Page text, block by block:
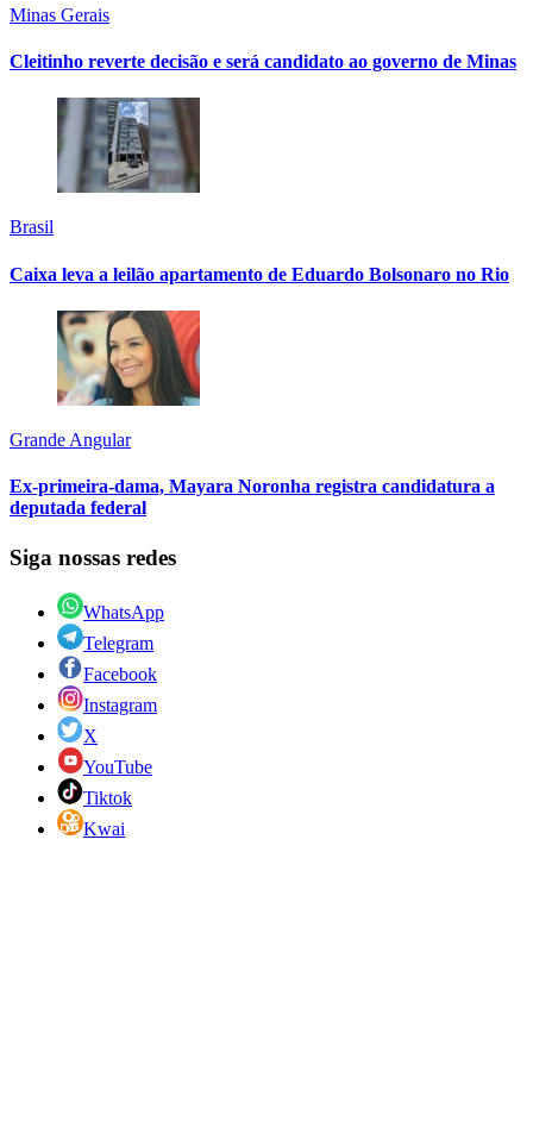
Minas Gerais
Cleitinho reverte decisão e será candidato ao governo de Minas
Brasil
Caixa leva a leilão apartamento de Eduardo Bolsonaro no Rio
Grande Angular
Ex-primeira-dama, Mayara Noronha registra candidatura a
deputada federal
Siga nossas redes
WhatsApp
Telegram
Facebook
Instagram
X
YouTube
Tiktok
Kwai